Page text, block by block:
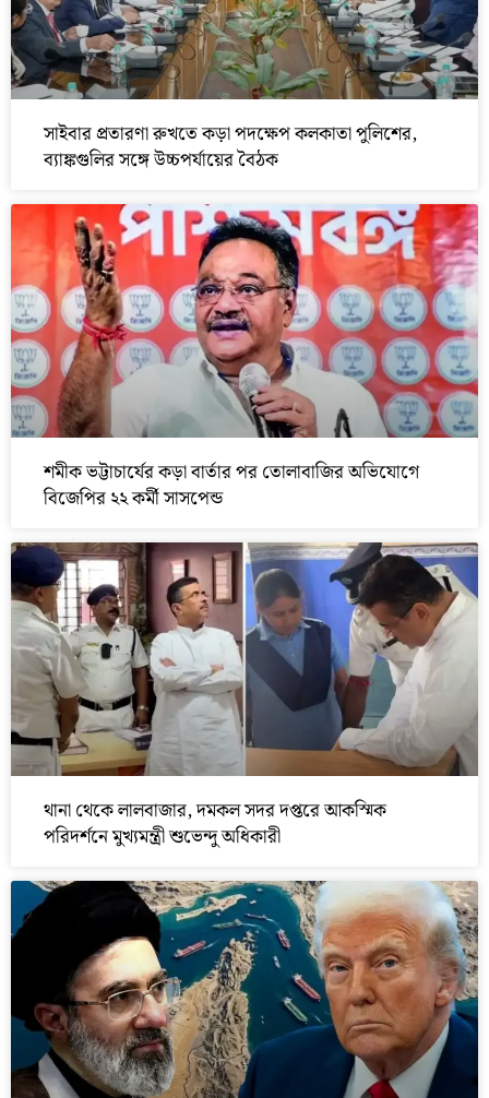
সাইবার প্রতারণা রুখতে কড়া পদক্ষেপ কলকাতা পুলিশের,
ব্যাঙ্কগুলির সঙ্গে উচ্চপর্যায়ের বৈঠক
শমীক ভট্টাচার্যের কড়া বার্তার পর তোলাবাজির অভিযোগে
বিজেপির ২২ কর্মী সাসপেন্ড
থানা থেকে লালবাজার, দমকল সদর দপ্তরে আকস্মিক
পরিদর্শনে মুখ্যমন্ত্রী শুভেন্দু অধিকারী